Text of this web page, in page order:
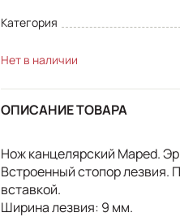
Категория
Нет в наличии
ОПИСАНИЕ ТОВАРА
Нож канцелярский Maped.
Встроенный стопор лезвия.
вставкой.
Ширина лезвия: 9 мм.